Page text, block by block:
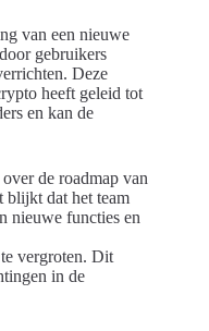
van een nieuwe
gebruikers
Deze
heeft geleid tot
en kan de
de roadmap van
blijkt dat het team
nieuwe functies en
vergroten. Dit
in de